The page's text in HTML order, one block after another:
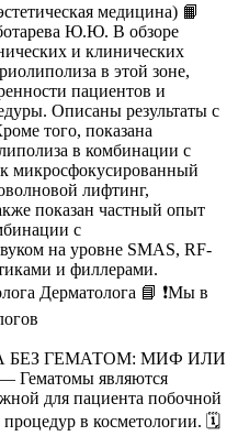
медицина) 📙
Ю.Ю. В обзоре
и клинических
в этой зоне,
пациентов и
Описаны результаты с
того, показана
в комбинации с
микросфокусированный
лифтинг,
показан частный опыт
с
на уровне SMAS, RF-
и филлерами.
Дерматолога 📘 ❗️Мы в
БЕЗ ГЕМАТОМ: МИФ ИЛИ
являются
для пациента побочной
в косметологии. 🗓